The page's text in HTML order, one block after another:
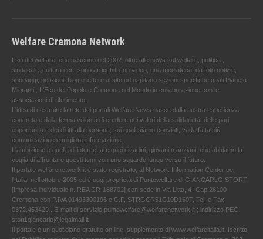
Welfare Cremona Network
I siti del welfare, che nascono nel 2002, oltre alle news sul welfare, politica ,
sindacale ,cultura ecc. sono arricchiti con video, una mediateca, da foto notizie,
sondaggi, petizioni, blog e lettere al sito ed ospitano sezioni specifiche quali Pianeta
Migranti , L'Eco del Popolo e Cremona nel Mondo in collaborazione con le
associazioni di riferimento.
L'idea di costruire la rete dei portali Welfare News nasce dalla nostra esperienza
concreta e dalla ferma volontà di credere nei valori della solidarietà, delle pari
opportunità e dei diritti alla persona, sui quali siamo convinti, vada fatta più
comunicazione e migliore informazione.
L'ambizione è quella di intercettare quei cittadini, giovani o anziani, che abbiamo la
voglia di affrontare questi temi con uno sguardo lungo verso il futuro.
Il portale welfarenetwork.it è stato registrato, al Network Information Center per
l'Italia, nell’ottobre 2005 ed è oggi proprietà di Puntowelfare di GIANCARLO STORTI
[Impresa individuale n. REA CR-188702] con sede in Via Litta, 4- Cap 26100
Cremona con P.IVA 01493300196 e C.F. STRGCR51C10D150T. Tel. e Fax
0372.453429 . E-mail di servizio puntowelfare@welfarenetwork.it ; indirizzo PEC
storti.giancarlo@legalmail.it
Il portale è un quotidiano gratuito on line, supplemento di www.welfareitalia.it ,Iscritto